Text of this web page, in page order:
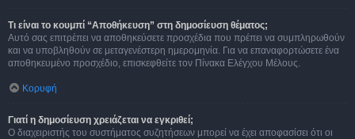
Τι είναι το κουμπί “Αποθήκευση” στη δημοσίευση θέματος;
Αυτό σας επιτρέπει να αποθηκεύσετε προσχέδια που πρέπει να συμπληρωθούν
και να υποβληθούν σε μεταγενέστερη ημερομηνία. Για να επαναφορτώσετε ένα
αποθηκευμένο προσχέδιο, επισκεφθείτε τον Πίνακα Ελέγχου Μέλους.
Κορυφή
Γιατί η δημοσίευση χρειάζεται να εγκριθεί;
Ο διαχειριστής του συστήματος συζητήσεων μπορεί να έχει αποφασίσει ότι οι